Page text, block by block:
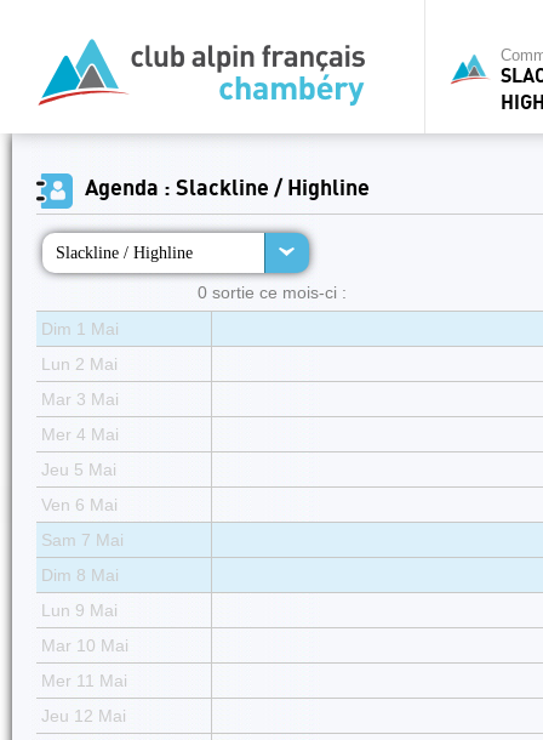
Agenda : Slackline / Highline
Slackline / Highline
0 sortie ce mois-ci :
Dim 1 Mai
Lun 2 Mai
Mar 3 Mai
Mer 4 Mai
Jeu 5 Mai
Ven 6 Mai
Sam 7 Mai
Dim 8 Mai
Lun 9 Mai
Mar 10 Mai
Mer 11 Mai
Jeu 12 Mai